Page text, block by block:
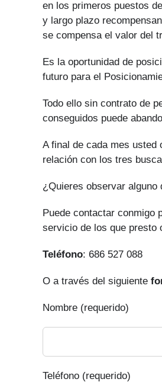
en los primeros puestos
y largo plazo
se compensa el valor del
Es la oportunidad de
futuro para el
Todo ello sin contrato de
conseguidos puede
A final de cada mes usted
relación con los tres
¿Quieres observar alguno
Puede contactar conmigo
servicio de los que presto
Teléfono: 686 527
O a través del siguiente
Nombre (requerido)
Teléfono (requerido)